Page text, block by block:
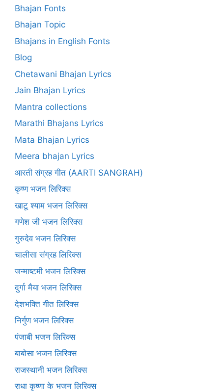
Bhajan Fonts
Bhajan Topic
Bhajans in English Fonts
Blog
Chetawani Bhajan Lyrics
Jain Bhajan Lyrics
Mantra collections
Marathi Bhajans Lyrics
Mata Bhajan Lyrics
Meera bhajan Lyrics
आरती संग्रह गीत (AARTI SANGRAH)
कृष्ण भजन लिरिक्स
खाटू श्याम भजन लिरिक्स
गणेश जी भजन लिरिक्स
गुरुदेव भजन लिरिक्स
चालीसा संग्रह लिरिक्स
जन्माष्टमी भजन लिरिक्स
दुर्गा मैया भजन लिरिक्स
देशभक्ति गीत लिरिक्स
निर्गुण भजन लिरिक्स
पंजाबी भजन लिरिक्स
बाबोसा भजन लिरिक्स
राजस्थानी भजन लिरिक्स
राधा कृष्णा के भजन लिरिक्स